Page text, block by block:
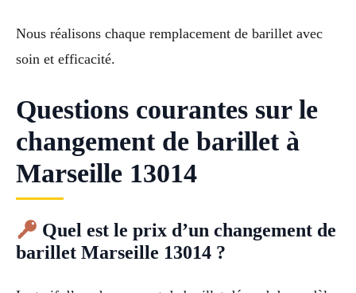
Nous réalisons chaque remplacement de barillet avec
soin et efficacité.
Questions courantes sur le
changement de barillet à
Marseille 13014
Quel est le prix d’un changement de
barillet Marseille 13014 ?